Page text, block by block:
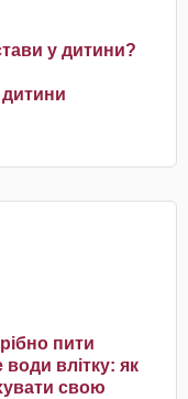
у дитини?
пити
води влітку: як
свою